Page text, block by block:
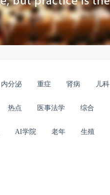
内分泌 重症 肾病 儿科
热点 医事法学 综合
AI学院 老年 生殖